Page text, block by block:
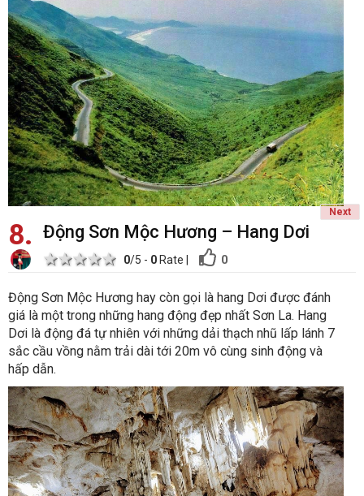
Next
8 Động Sơn Mộc Hương – Hang Dơi
5 stars
4 stars
3 stars
2 stars
1 star 0/5 - 0Rate 0
Động Sơn Mộc Hương hay còn gọi là hang Dơi được đánh
giá là một trong những hang động đẹp nhất Sơn La. Hang
Dơi là động đá tự nhiên với những dải thạch nhũ lấp lánh 7
sắc cầu vồng nằm trải dài tới 20m vô cùng sinh động và
hấp dẫn.